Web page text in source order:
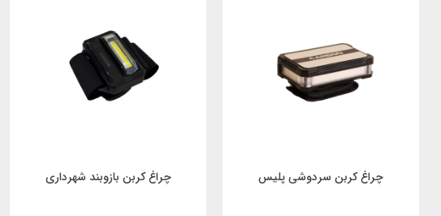
چراغ کربن سردوشی پلیس چراغ کربن بازوبند شهرداری